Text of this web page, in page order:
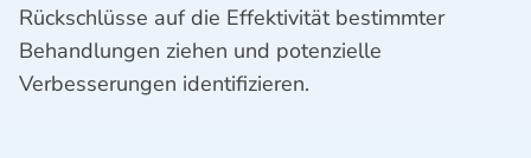
Rückschlüsse auf die Effektivität bestimmter
Behandlungen ziehen und potenzielle
Verbesserungen identifizieren.